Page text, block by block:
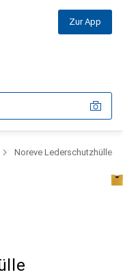
Zur App
Noreve Lederschutzhülle